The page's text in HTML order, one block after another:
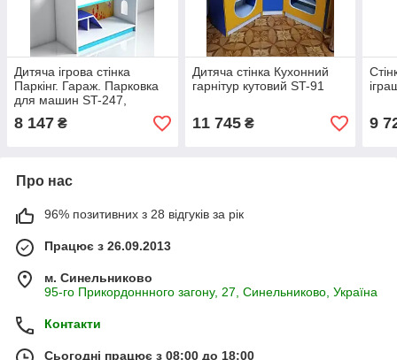
Дитяча ігрова стінка
Паркінг. Гараж. Парковка
для машин ST-247,
1250*635*255мм
8 147 ₴
Дитяча стінка Кухонний
гарнітур кутовий ST-91
11 745₴ 9
Про нас
96% позитивних з 28 відгуків за рік
Працює з 26.09.2013
м. Синельниково
95-го Прикордоннного загону, 27, Синельниково, Україна
Контакти
Сьогодні працює з 08:00 до 18:00